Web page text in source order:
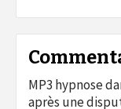
MP3 hypnose
après une